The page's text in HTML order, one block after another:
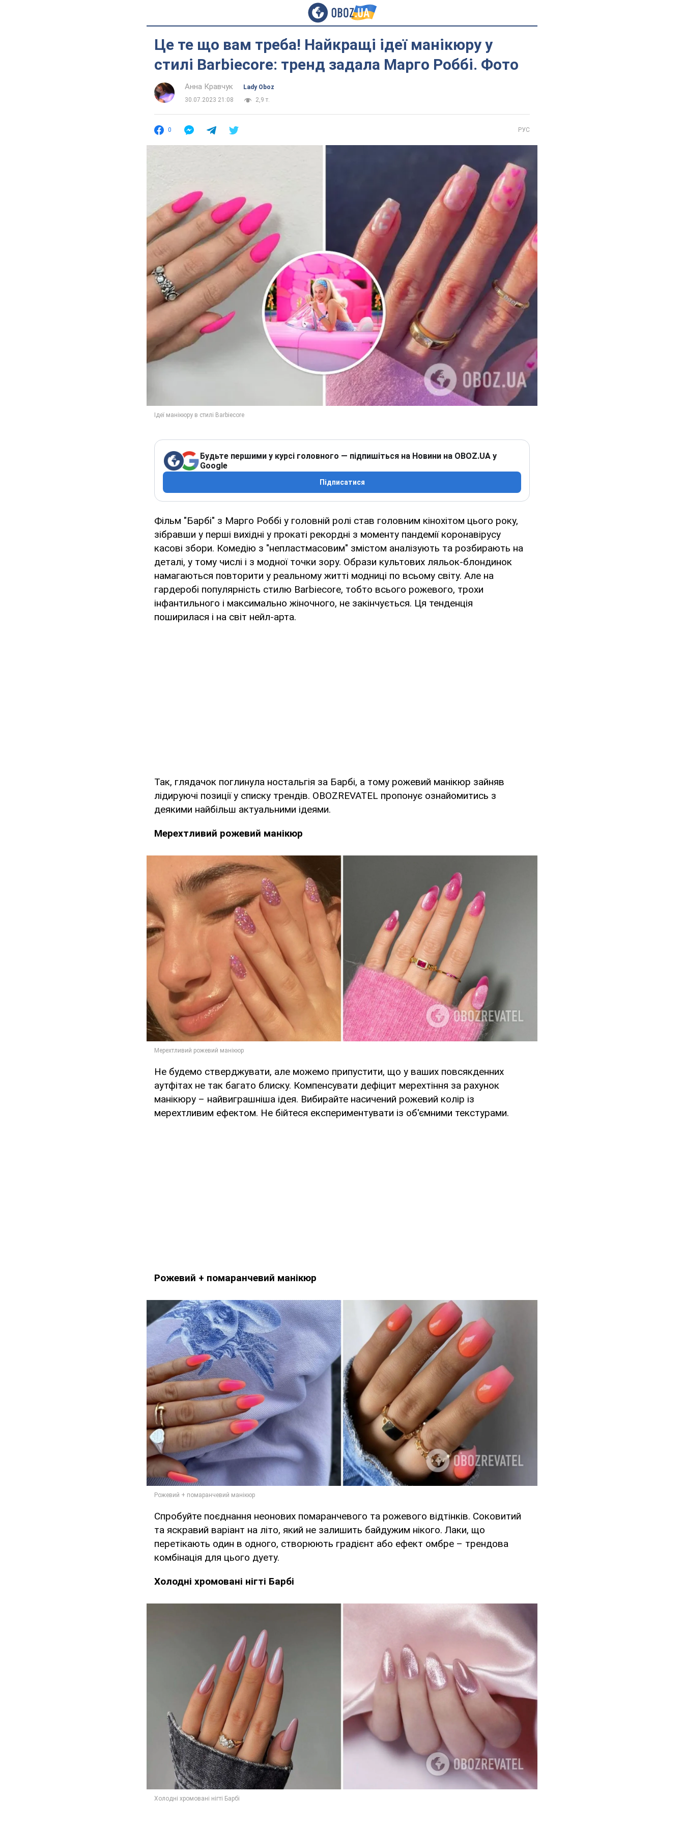
Це те що вам треба! Найкращі ідеї манікюру у
стилі Barbiecore: тренд задала Марго Роббі. Фото
Анна Кравчук
Lady Oboz
30.07.2023 21:08
2,9 т.
0 РУС
Будьте першими у курсі головного — підпишіться на Новини на OBOZ.UA у
Google
Підписатися
Фільм "Барбі" з Марго Роббі у головній ролі став головним кінохітом цього року,
зібравши у перші вихідні у прокаті рекордні з моменту пандемії коронавірусу
касові збори. Комедію з "непластмасовим" змістом аналізують та розбирають на
деталі, у тому числі і з модної точки зору. Образи культових ляльок-блондинок
намагаються повторити у реальному житті модниці по всьому світу. Але на
гардеробі популярність стилю Barbiecore, тобто всього рожевого, трохи
інфантильного і максимально жіночного, не закінчується. Ця тенденція
поширилася і на світ нейл-арта.
Так, глядачок поглинула ностальгія за Барбі, а тому рожевий манікюр зайняв
лідируючі позиції у списку трендів. OBOZREVATEL пропонує ознайомитись з
деякими найбільш актуальними ідеями.
Мерехтливий рожевий манікюр
Не будемо стверджувати, але можемо припустити, що у ваших повсякденних
аутфітах не так багато блиску. Компенсувати дефіцит мерехтіння за рахунок
манікюру – найвиграшніша ідея. Вибирайте насичений рожевий колір із
мерехтливим ефектом. Не бійтеся експериментувати із об'ємними текстурами.
Рожевий + помаранчевий манікюр
Спробуйте поєднання неонових помаранчевого та рожевого відтінків. Соковитий
та яскравий варіант на літо, який не залишить байдужим нікого. Лаки, що
перетікають один в одного, створюють градієнт або ефект омбре – трендова
комбінація для цього дуету.
Холодні хромовані нігті Барбі